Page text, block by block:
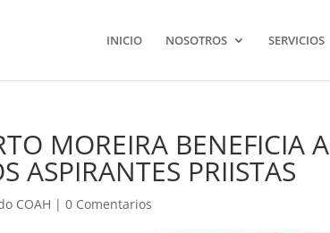
INICIO NOSOTROS SERVICIOS
MOREIRA BENEFICIA A
ASPIRANTES PRIISTAS
COAH |0 Comentarios